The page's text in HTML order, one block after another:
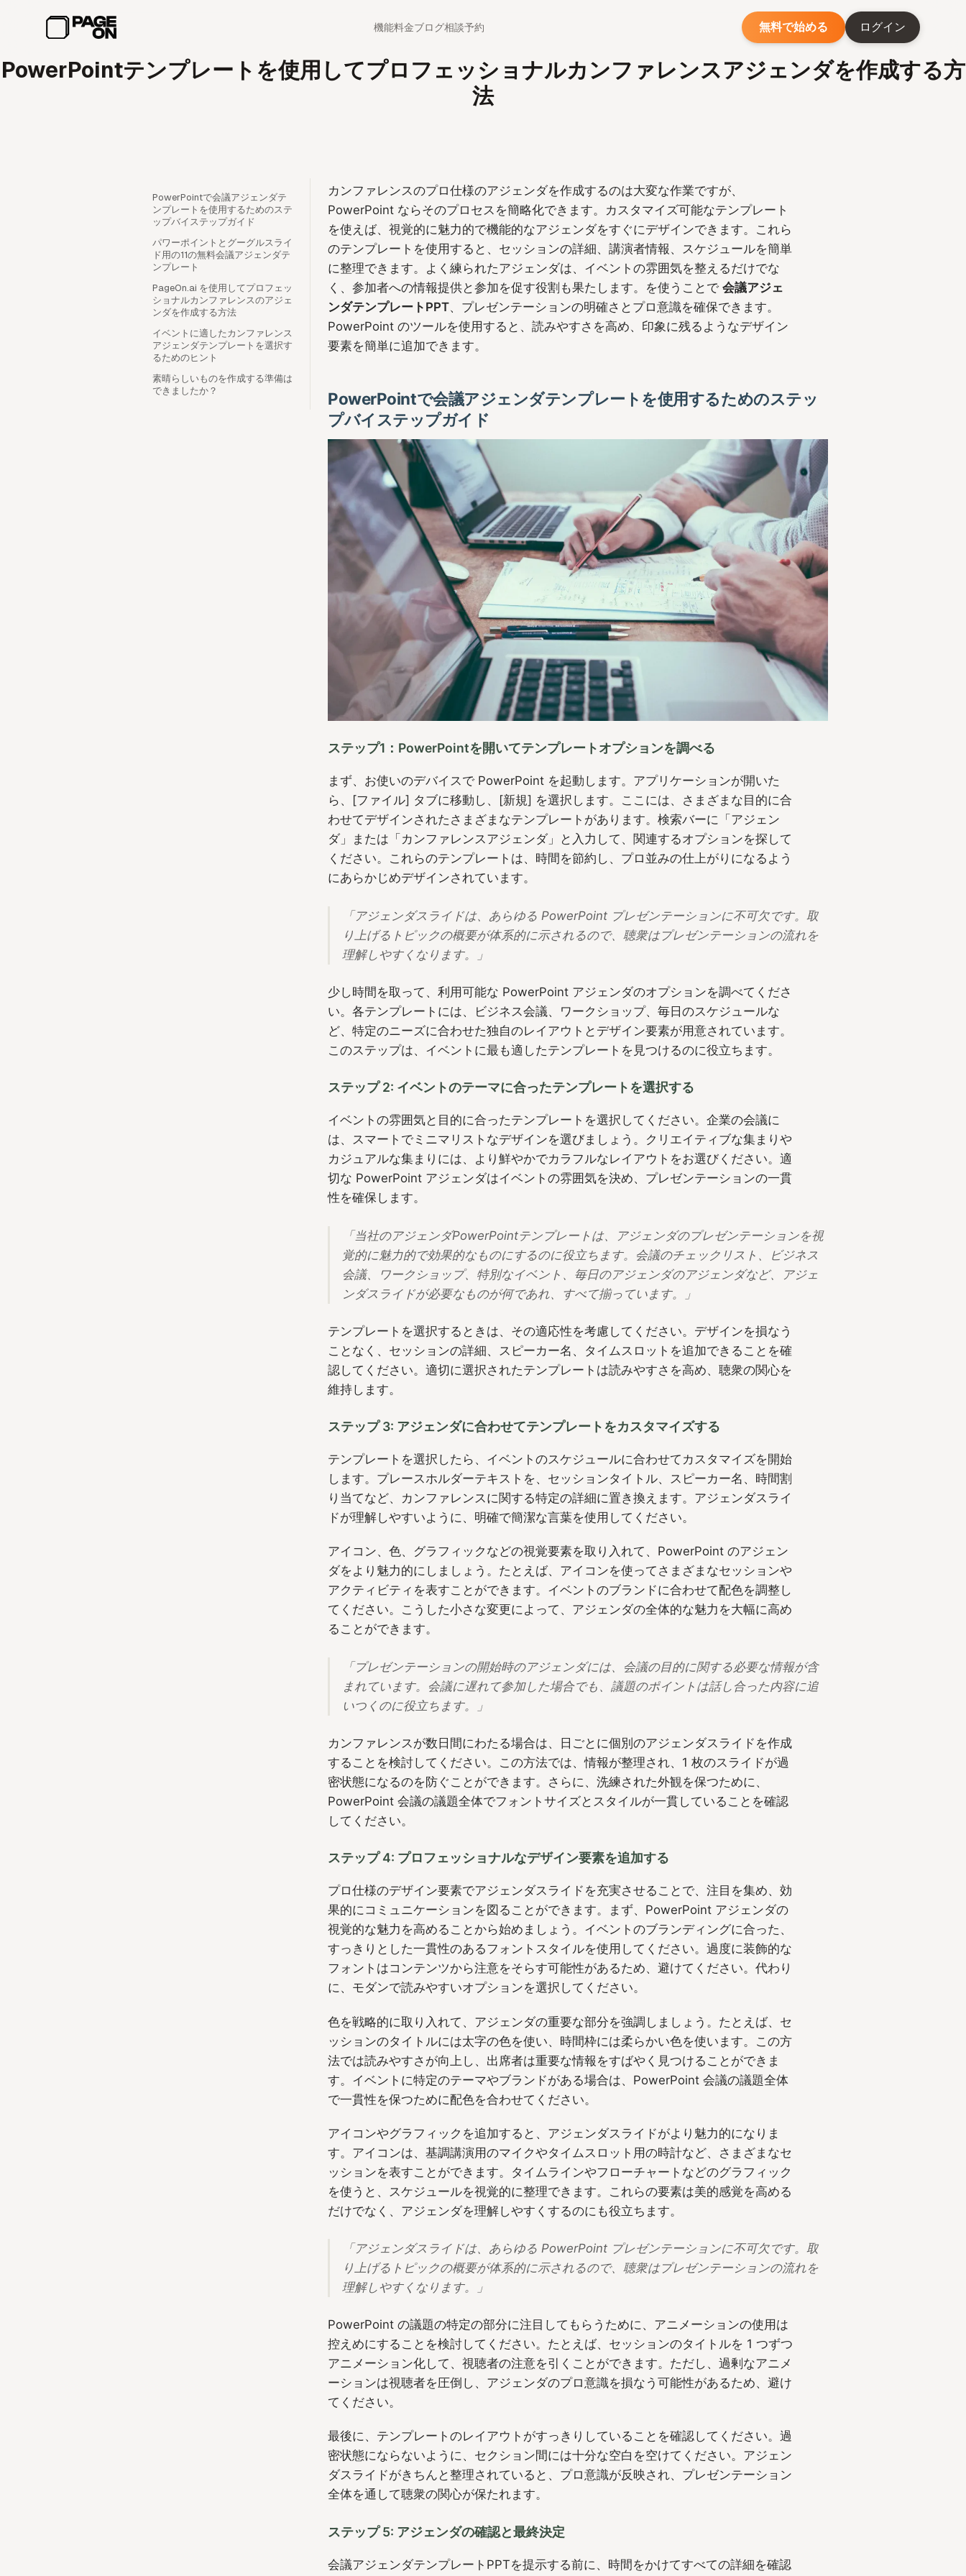
機能料金ブログ相談予約 無料で始める ログイン
PowerPointテンプレートを使用してプロフェッショナルカンファレンスアジェンダを作成する方
法
PowerPointで会議アジェンダテ
ンプレートを使用するためのステ
ップバイステップガイド
パワーポイントとグーグルスライ
ド用の11の無料会議アジェンダテ
ンプレート
PageOn.ai を使用してプロフェッ
ショナルカンファレンスのアジェ
ンダを作成する方法
イベントに適したカンファレンス
アジェンダテンプレートを選択す
るためのヒント
素晴らしいものを作成する準備は
できましたか？
カンファレンスのプロ仕様のアジェンダを作成するのは大変な作業ですが、
PowerPoint ならそのプロセスを簡略化できます。カスタマイズ可能なテンプレート
を使えば、視覚的に魅力的で機能的なアジェンダをすぐにデザインできます。これら
のテンプレートを使用すると、セッションの詳細、講演者情報、スケジュールを簡単
に整理できます。よく練られたアジェンダは、イベントの雰囲気を整えるだけでな
く、参加者への情報提供と参加を促す役割も果たします。を使うことで 会議アジェ
ンダテンプレートPPT、プレゼンテーションの明確さとプロ意識を確保できます。
PowerPoint のツールを使用すると、読みやすさを高め、印象に残るようなデザイン
要素を簡単に追加できます。
PowerPointで会議アジェンダテンプレートを使用するためのステッ
プバイステップガイド
ステップ1：PowerPointを開いてテンプレートオプションを調べる
まず、お使いのデバイスで PowerPoint を起動します。アプリケーションが開いた
ら、[ファイル] タブに移動し、[新規] を選択します。ここには、さまざまな目的に合
わせてデザインされたさまざまなテンプレートがあります。検索バーに「アジェン
ダ」または「カンファレンスアジェンダ」と入力して、関連するオプションを探して
ください。これらのテンプレートは、時間を節約し、プロ並みの仕上がりになるよう
にあらかじめデザインされています。
「アジェンダスライドは、あらゆる PowerPoint プレゼンテーションに不可欠です。取
り上げるトピックの概要が体系的に示されるので、聴衆はプレゼンテーションの流れを
理解しやすくなります。」
少し時間を取って、利用可能な PowerPoint アジェンダのオプションを調べてくださ
い。各テンプレートには、ビジネス会議、ワークショップ、毎日のスケジュールな
ど、特定のニーズに合わせた独自のレイアウトとデザイン要素が用意されています。
このステップは、イベントに最も適したテンプレートを見つけるのに役立ちます。
ステップ 2: イベントのテーマに合ったテンプレートを選択する
イベントの雰囲気と目的に合ったテンプレートを選択してください。企業の会議に
は、スマートでミニマリストなデザインを選びましょう。クリエイティブな集まりや
カジュアルな集まりには、より鮮やかでカラフルなレイアウトをお選びください。適
切な PowerPoint アジェンダはイベントの雰囲気を決め、プレゼンテーションの一貫
性を確保します。
「当社のアジェンダPowerPointテンプレートは、アジェンダのプレゼンテーションを視
覚的に魅力的で効果的なものにするのに役立ちます。会議のチェックリスト、ビジネス
会議、ワークショップ、特別なイベント、毎日のアジェンダのアジェンダなど、アジェ
ンダスライドが必要なものが何であれ、すべて揃っています。」
テンプレートを選択するときは、その適応性を考慮してください。デザインを損なう
ことなく、セッションの詳細、スピーカー名、タイムスロットを追加できることを確
認してください。適切に選択されたテンプレートは読みやすさを高め、聴衆の関心を
維持します。
ステップ 3: アジェンダに合わせてテンプレートをカスタマイズする
テンプレートを選択したら、イベントのスケジュールに合わせてカスタマイズを開始
します。プレースホルダーテキストを、セッションタイトル、スピーカー名、時間割
り当てなど、カンファレンスに関する特定の詳細に置き換えます。アジェンダスライ
ドが理解しやすいように、明確で簡潔な言葉を使用してください。
アイコン、色、グラフィックなどの視覚要素を取り入れて、PowerPoint のアジェン
ダをより魅力的にしましょう。たとえば、アイコンを使ってさまざまなセッションや
アクティビティを表すことができます。イベントのブランドに合わせて配色を調整し
てください。こうした小さな変更によって、アジェンダの全体的な魅力を大幅に高め
ることができます。
「プレゼンテーションの開始時のアジェンダには、会議の目的に関する必要な情報が含
まれています。会議に遅れて参加した場合でも、議題のポイントは話し合った内容に追
いつくのに役立ちます。」
カンファレンスが数日間にわたる場合は、日ごとに個別のアジェンダスライドを作成
することを検討してください。この方法では、情報が整理され、1 枚のスライドが過
密状態になるのを防ぐことができます。さらに、洗練された外観を保つために、
PowerPoint 会議の議題全体でフォントサイズとスタイルが一貫していることを確認
してください。
ステップ 4: プロフェッショナルなデザイン要素を追加する
プロ仕様のデザイン要素でアジェンダスライドを充実させることで、注目を集め、効
果的にコミュニケーションを図ることができます。まず、PowerPoint アジェンダの
視覚的な魅力を高めることから始めましょう。イベントのブランディングに合った、
すっきりとした一貫性のあるフォントスタイルを使用してください。過度に装飾的な
フォントはコンテンツから注意をそらす可能性があるため、避けてください。代わり
に、モダンで読みやすいオプションを選択してください。
色を戦略的に取り入れて、アジェンダの重要な部分を強調しましょう。たとえば、セ
ッションのタイトルには太字の色を使い、時間枠には柔らかい色を使います。この方
法では読みやすさが向上し、出席者は重要な情報をすばやく見つけることができま
す。イベントに特定のテーマやブランドがある場合は、PowerPoint 会議の議題全体
で一貫性を保つために配色を合わせてください。
アイコンやグラフィックを追加すると、アジェンダスライドがより魅力的になりま
す。アイコンは、基調講演用のマイクやタイムスロット用の時計など、さまざまなセ
ッションを表すことができます。タイムラインやフローチャートなどのグラフィック
を使うと、スケジュールを視覚的に整理できます。これらの要素は美的感覚を高める
だけでなく、アジェンダを理解しやすくするのにも役立ちます。
「アジェンダスライドは、あらゆる PowerPoint プレゼンテーションに不可欠です。取
り上げるトピックの概要が体系的に示されるので、聴衆はプレゼンテーションの流れを
理解しやすくなります。」
PowerPoint の議題の特定の部分に注目してもらうために、アニメーションの使用は
控えめにすることを検討してください。たとえば、セッションのタイトルを 1 つずつ
アニメーション化して、視聴者の注意を引くことができます。ただし、過剰なアニメ
ーションは視聴者を圧倒し、アジェンダのプロ意識を損なう可能性があるため、避け
てください。
最後に、テンプレートのレイアウトがすっきりしていることを確認してください。過
密状態にならないように、セクション間には十分な空白を空けてください。アジェン
ダスライドがきちんと整理されていると、プロ意識が反映され、プレゼンテーション
全体を通して聴衆の関心が保たれます。
ステップ 5: アジェンダの確認と最終決定
会議アジェンダテンプレートPPTを提示する前に、時間をかけてすべての詳細を確認